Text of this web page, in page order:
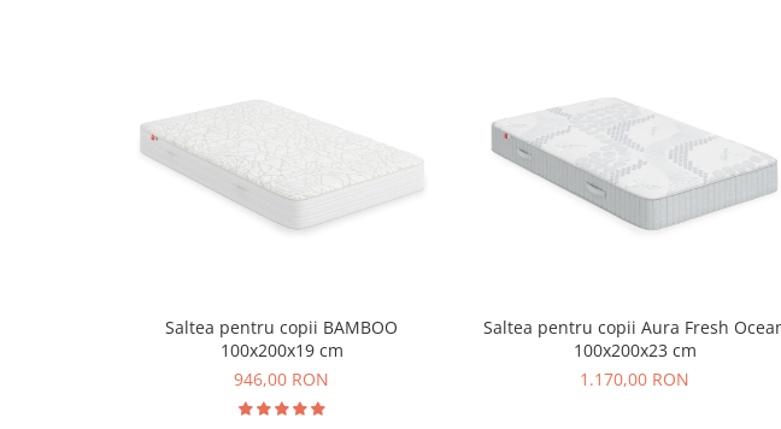
Saltea pentru copii BAMBOO
100x200x19 cm
946,00 RON
Saltea pentru copii Aura Fresh
100x200x23 cm
1.170,00 RON